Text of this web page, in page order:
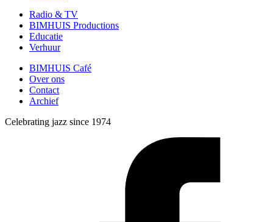
Radio & TV
BIMHUIS Productions
Educatie
Verhuur
BIMHUIS Café
Over ons
Contact
Archief
Celebrating jazz since 1974